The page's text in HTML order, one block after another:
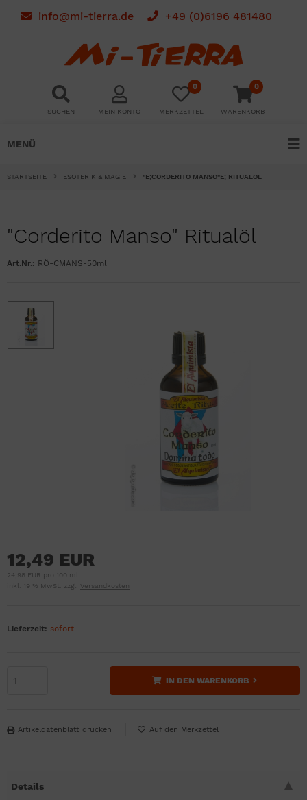
info@mi-tierra.de +49 (0)6196 481480
SUCHEN MEIN KONTO
0
MERKZETTEL
0
WARENKORB
MENÜ
STARTSEITE ESOTERIK & MAGIE "E;CORDERITO MANSO"E; RITUALÖL
"Corderito Manso" Ritualöl
Art.Nr.: RÖ-CMANS-50ml
12,49 EUR
24,98 EUR pro 100 ml
inkl. 19 % MwSt. zzgl.
Versandkosten
Lieferzeit: sofort
IN DEN WARENKORB
Artikeldatenblatt drucken
Details